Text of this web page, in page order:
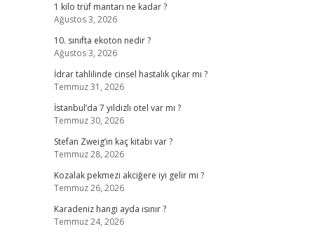
1 kilo trüf mantarı ne kadar ?
Ağustos 3, 2026
10. sınıfta ekoton nedir ?
Ağustos 3, 2026
İdrar tahlilinde cinsel hastalık çıkar mı ?
Temmuz 31, 2026
İstanbul’da 7 yıldızlı otel var mı ?
Temmuz 30, 2026
Stefan Zweig’in kaç kitabı var ?
Temmuz 28, 2026
Kozalak pekmezi akciğere iyi gelir mi ?
Temmuz 26, 2026
Karadeniz hangi ayda ısınır ?
Temmuz 24, 2026